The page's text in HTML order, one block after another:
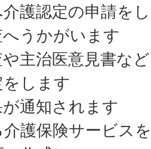
護認定の申請を
うかがいます
主治医意見書な
します
通知されます
護保険サービス